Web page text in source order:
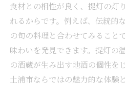
食材との相性が良く、提灯の灯
れるからです。例えば、伝統的
の旬の料理と合わせてみること
味わいを発見できます。提灯の
の酒蔵が生み出す地酒の個性を
土浦市ならではの魅力的な体験